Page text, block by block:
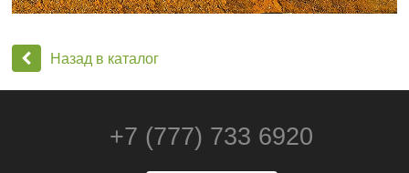
Назад в каталог
+7 (777) 733 6920